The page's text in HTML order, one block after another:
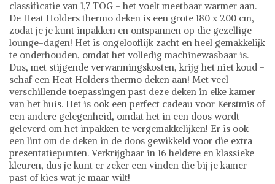
classificatie van 1,7 TOG - het voelt meetbaar warmer aan.
De Heat Holders thermo deken is een grote 180 x 200 cm,
zodat je je kunt inpakken en ontspannen op die gezellige
lounge-dagen! Het is ongelooflijk zacht en heel gemakkelijk
te onderhouden, omdat het volledig machinewasbaar is.
Dus, met stijgende verwarmingskosten, krijg het niet koud -
schaf een Heat Holders thermo deken aan! Met veel
verschillende toepassingen past deze deken in elke kamer
van het huis. Het is ook een perfect cadeau voor Kerstmis of
een andere gelegenheid, omdat het in een doos wordt
geleverd om het inpakken te vergemakkelijken! Er is ook
een lint om de deken in de doos gewikkeld voor die extra
presentatiepunten. Verkrijgbaar in 16 heldere en klassieke
kleuren, dus je kunt er zeker een vinden die bij je kamer
past of kies wat je maar wilt!